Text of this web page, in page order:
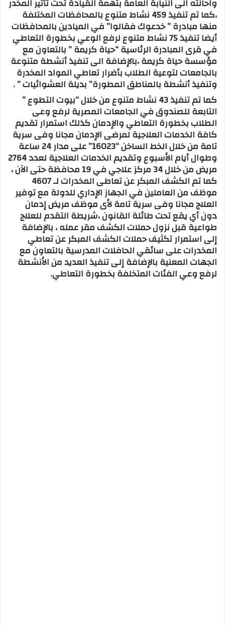
،كما تم تنفيذ 459 نشاط متنوع بالمحافظات المختلفة
منها مبادرة ” خدعوك فقالوا” في الميادين بالمحافظات
أيضا تنفيذ 75 نشاط متنوع لرفع الوعي بخطورة التعاطي
في قرى المبادرة الرئاسية “حياة كريمة ” بالتعاون مع
مؤسسة حياة كريمة ،بالإضافة الى تنفيذ أنشطة متنوعة
بالجامعات لتوعية الطلاب بأضرار تعاطي المواد المخدرة
وتنفيذ أنشطة بالمناطق المطورة” بديلة العشوائيات ” .
كما تم تنفيذ 43 نشاط متنوع من خلال “بيوت التطوع ”
التابعة للصندوق في الجامعات المصرية لرفع وعى
الطلاب بخطورة التعاطي والإدمان كذلك استمرار تقديم
كافة الخدمات العلاجية لمرضى الإدمان مجانا وفى سرية
تامة من خلال الخط الساخن “16023” على مدار 24 ساعة
وطوال أيام الأسبوع وتقديم الخدمات العلاجية لعدد 2764
مريض من خلال 34 مركز علاجي في 19 محافظة حتى الآن ،
كما تم الكشف المبكر عن تعاطى المخدرات لـ 4607
موظف من العاملين في الجهاز الإداري للدولة مع توفير
العلاج مجانا وفى سرية تامة لأى موظف مريض إدمان
دون أي يقع تحت طائلة القانون ،شريطة التقدم للعلاج
طواعية قبل نزول حملات الكشف مقر عمله ، بالإضافة
إلى استمرار تكثيف حملات الكشف المبكر عن تعاطي
المخدرات على سائقي الحافلات المدرسية بالتعاون مع
الجهات المعنية بالإضافة إلى تنفيذ العديد من الأنشطة
لرفع وعي الفئات المتخلفة بخطورة التعاطي.